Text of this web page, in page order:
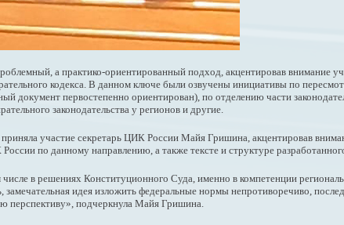
а практико-ориентированный подход, акцентировав внимание
кодекса. В данном ключе были озвучены инициативы по
документ первостепенно ориентирован), по отделению части
законодательства у регионов и другие.
приняла участие секретарь ЦИК России Майя Гришина, акцентировав
по данному направлению, а также тексте и структуре
в решениях Конституционного Суда, именно в компетенции
замечательная идея изложить федеральные нормы непротиворечиво,
перспективу», подчеркнула Майя Гришина.